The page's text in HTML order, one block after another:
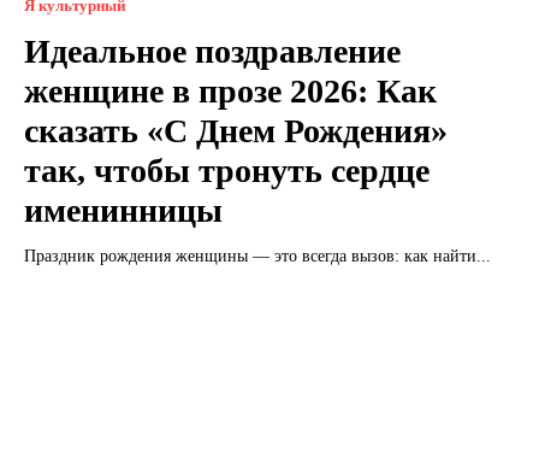
Я культурный
Идеальное поздравление
женщине в прозе 2026: Как
сказать «С Днем Рождения»
так, чтобы тронуть сердце
именинницы
Праздник рождения женщины — это всегда вызов: как найти...